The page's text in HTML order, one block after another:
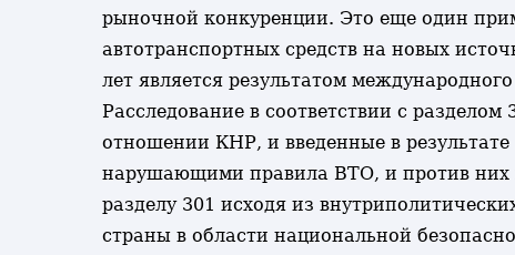
рыночной конкуренции. Это еще один
автотранспортных средств на новых
лет является результатом
Расследование в соответствии с
отношении КНР, и введенные в
нарушающими правила ВТО, и против них
разделу 301 исходя из
страны в области национальной